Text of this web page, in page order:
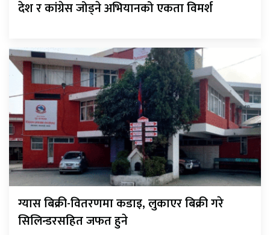
देश र कांग्रेस जोड्ने अभियानको एकता विमर्श
ग्यास बिक्री-वितरणमा कडाइ, लुकाएर बिक्री गरे
सिलिन्डरसहित जफत हुने